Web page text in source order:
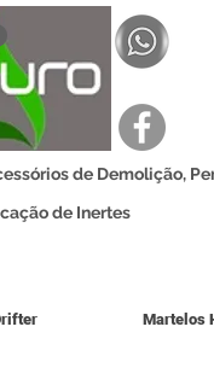
de Demolição,
de Inertes
Martelos